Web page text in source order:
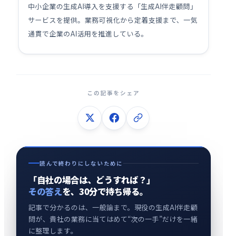
中小企業の生成AI導入を支援する「生成AI伴走顧問」
サービスを提供。業務可視化から定着支援まで、一気
通貫で企業のAI活用を推進している。
この記事をシェア
読んで終わりにしないために
「自社の場合は、どうすれば？」
その答えを、30分で持ち帰る。
記事で分かるのは、一般論まで。現役の生成AI伴走顧
問が、貴社の業務に当てはめて“次の一手”だけを一緒
に整理します。